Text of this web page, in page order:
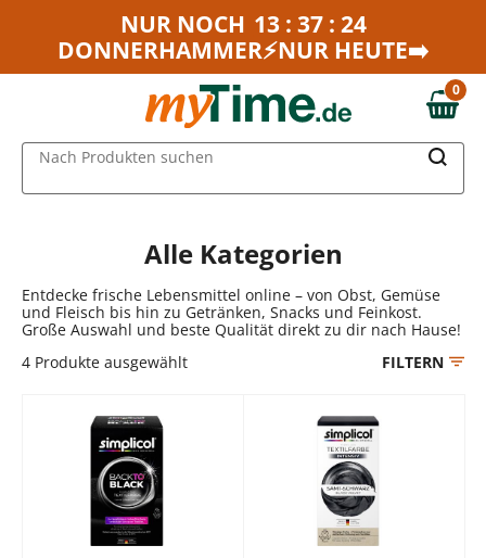
Zum Hauptinhalt springen
Zur Navigation springen
NUR NOCH 13 : 37 : 24
DONNERHAMMER⚡NUR HEUTE➡️
0,00 €
0
Nach Produkten suchen
Alle Kategorien
Entdecke frische Lebensmittel online – von Obst, Gemüse
und Fleisch bis hin zu Getränken, Snacks und Feinkost.
Große Auswahl und beste Qualität direkt zu dir nach Hause!
4 Produkte ausgewählt FILTERN